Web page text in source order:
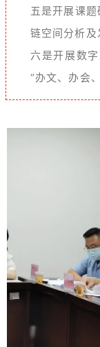
五是开展课题
链空间分析及
六是开展数字
“办文、办会